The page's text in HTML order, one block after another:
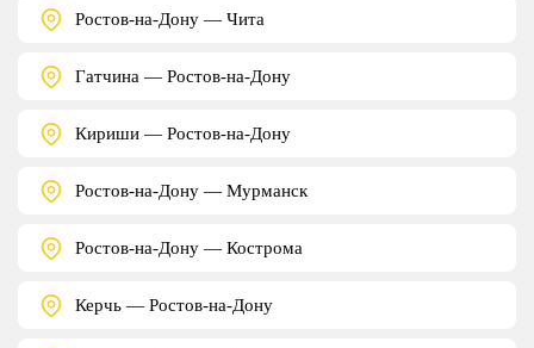
Ростов-на-Дону — Чита
Гатчина — Ростов-на-Дону
Кириши — Ростов-на-Дону
Ростов-на-Дону — Мурманск
Ростов-на-Дону — Кострома
Керчь — Ростов-на-Дону